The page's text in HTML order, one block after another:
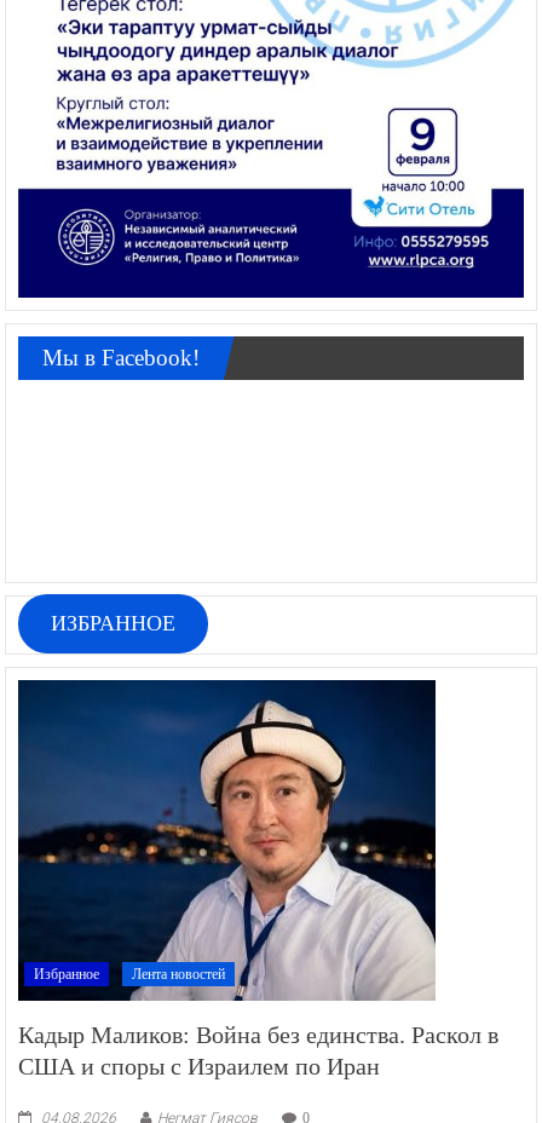
Мы в Facebook!
ИЗБРАННОЕ
Избранное Лента новостей
Кадыр Маликов: Война без единства. Раскол в
США и споры с Израилем по Иран
04.08.2026 Негмат Гиясов 0